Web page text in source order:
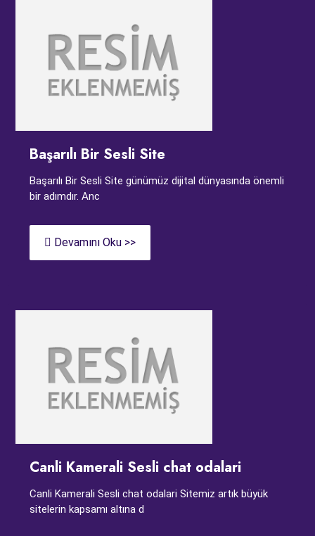
Başarılı Bir Sesli Site
Başarılı Bir Sesli Site günümüz dijital dünyasında önemli
bir adımdır. Anc
Devamını Oku >>
Canli Kamerali Sesli chat odalari
Canli Kamerali Sesli chat odalari Sitemiz artık büyük
sitelerin kapsamı altına d